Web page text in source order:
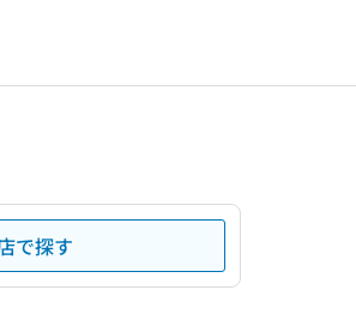
で探す